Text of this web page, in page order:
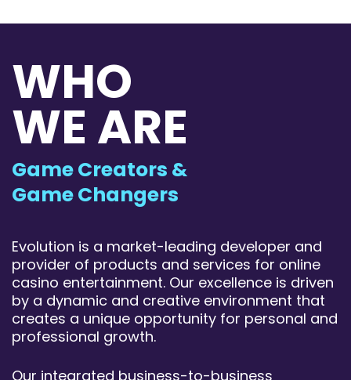
WHO
WE ARE
Game Creators &
Game Changers
Evolution is a market-leading developer and
provider of products and services for online
casino entertainment. Our excellence is driven
by a dynamic and creative environment that
creates a unique opportunity for personal and
professional growth.
Our integrated business-to-business